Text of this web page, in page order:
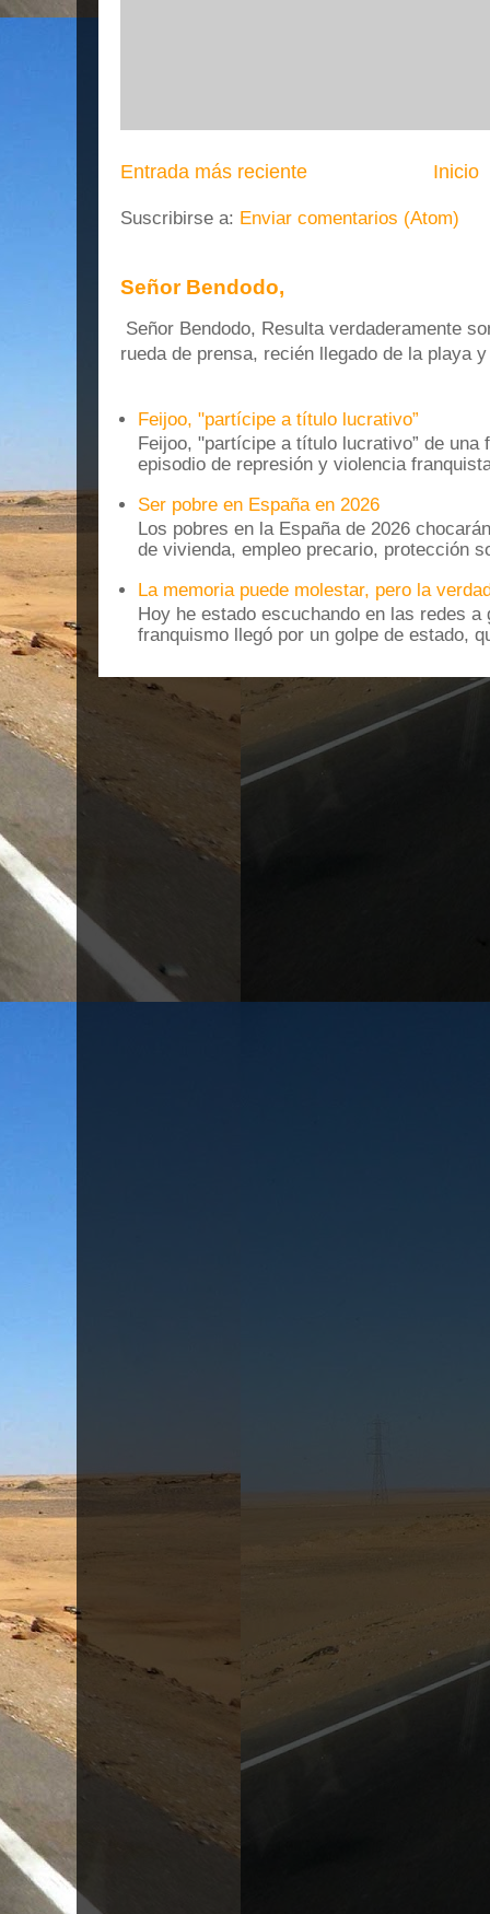
Entrada más reciente Inicio
Suscribirse a: Enviar comentarios (Atom)
Señor Bendodo,
Señor Bendodo, Resulta verdaderamente
rueda de prensa, recién llegado de la playa
Feijoo, "partícipe a título lucrativo”
Feijoo, "partícipe a título lucrativo” de una
episodio de represión y violencia
Ser pobre en España en 2026
Los pobres en la España de 2026
de vivienda, empleo precario, protección
La memoria puede molestar, pero la
Hoy he estado escuchando en las redes a
franquismo llegó por un golpe de estado,